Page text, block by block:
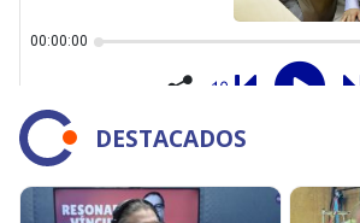
DESTACADOS